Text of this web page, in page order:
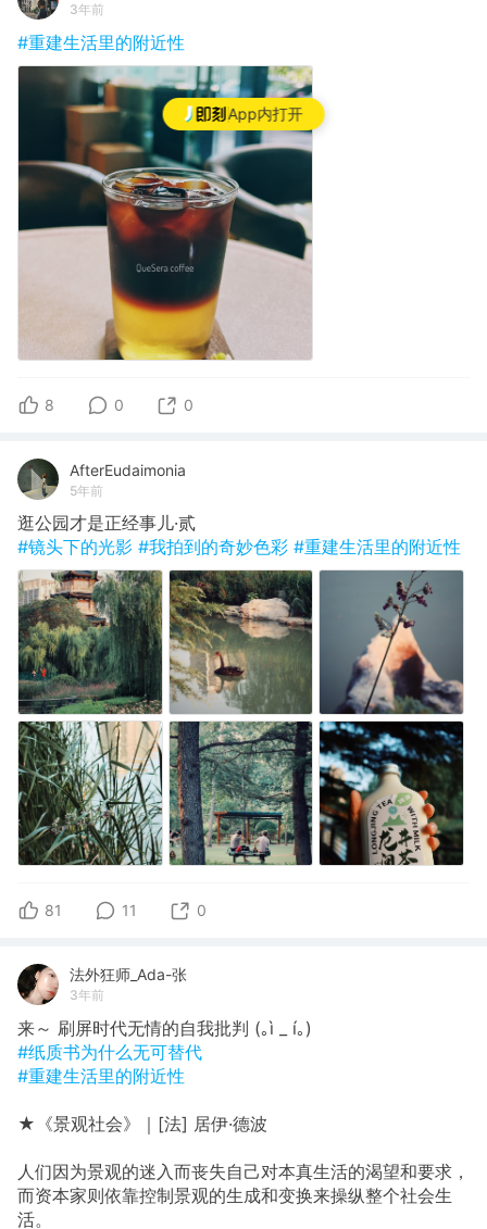
App内打开
3年前
#重建生活里的附近性
8 0 0
AfterEudaimonia
5年前
逛公园才是正经事儿·贰
#镜头下的光影 #我拍到的奇妙色彩 #重建生活里的附近性
81 11 0
法外狂师_Ada-张
3年前
来～ 刷屏时代无情的自我批判 (｡ì _ í｡)
#纸质书为什么无可替代
#重建生活里的附近性
★《景观社会》｜[法] 居伊·德波
人们因为景观的迷入而丧失自己对本真生活的渴望和要求，
而资本家则依靠控制景观的生成和变换来操纵整个社会生
活。